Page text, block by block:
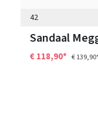
42
Sandaal
€ 118,90* €